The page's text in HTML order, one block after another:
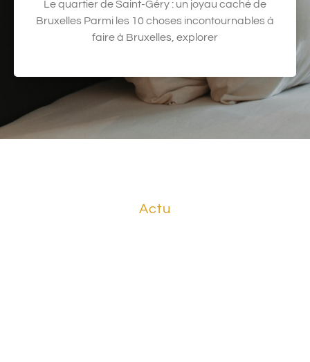
Le quartier de Saint-Géry : un joyau caché de
Bruxelles Parmi les 10 choses incontournables à
faire à Bruxelles, explorer
Actu